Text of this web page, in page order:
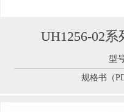
UH1256-02系
型
规格书（